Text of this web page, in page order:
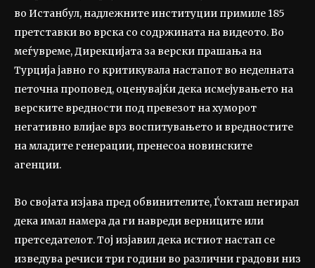
во Истанбул, надлежните институции примиле 185
претставки во врска со содржината на видеото. Во
меѓувреме, Дирекцијата за верски прашања на
Турција јавно го критикувала настапот во неделната
петочна проповед, оценувајќи дека исмејувањето на
верските вредности под превезот на хуморот
негативно влијае врз воспитувањето и вредностите
на младите генерации, пренесоа новинските
агенции.
Во својата изјава пред обвинителите, Ѓокташ негирал
дека имал намера да ги навреди верниците или
претседателот. Тој изјавил дека истиот настап се
изведува речиси три години во различни градови низ